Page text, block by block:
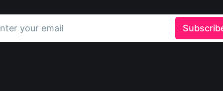
your email